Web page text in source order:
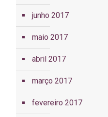
junho 2017
maio 2017
abril 2017
março 2017
fevereiro 2017